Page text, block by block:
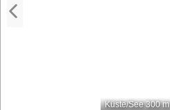
Küste/See 300 m